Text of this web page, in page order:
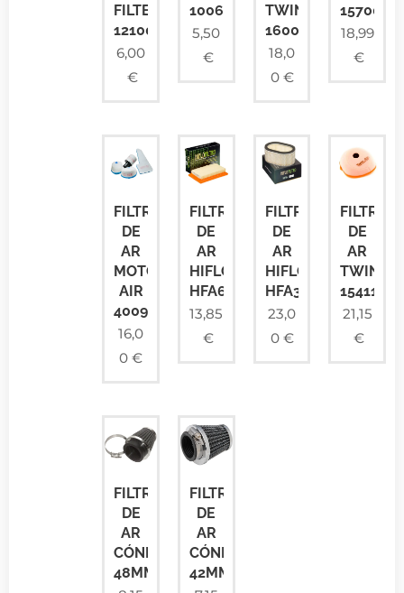
FILTER
121002939
6,00
€
100600011
5,50
€
TWINAIR
160085
18,0
0€
157004
18,99
€
FILTRO
DE
AR
MOTO
AIR
4009
16,0
0 €
FILTRO
DE
AR
HIFLOFILTRO
HFA6112
13,85
€
FILTRO
DE
AR
HIFLOFILTRO
HFA3705
23,0
0€
FILTRO
DE
AR
TWINAIR
154115
21,15
€
FILTRO
DE
AR
CÓNICO
48MM
FILTRO
DE
AR
CÓNICO
42MM